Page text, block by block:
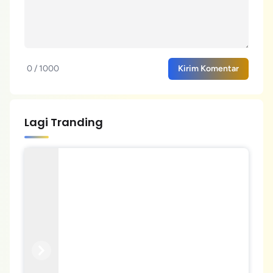
0 / 1000 Kirim Komentar
Lagi Tranding